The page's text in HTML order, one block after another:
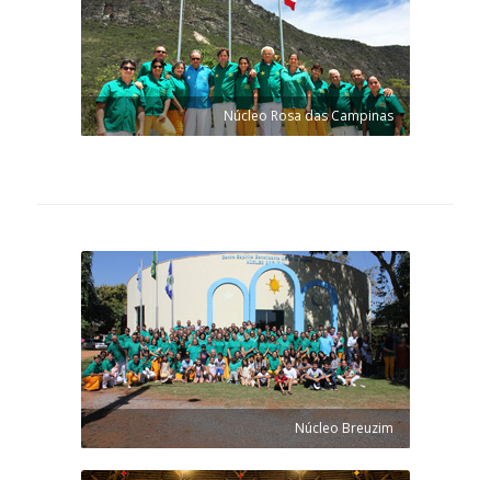
Núcleo Rosa das Campinas
Núcleo Breuzim